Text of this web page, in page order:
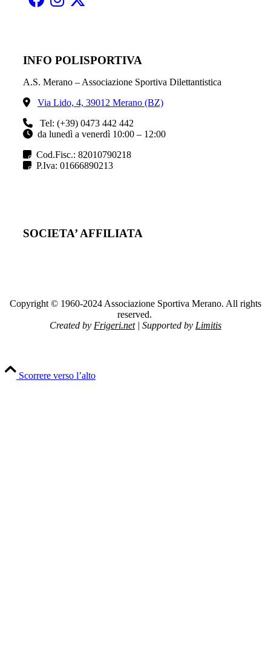
INFO POLISPORTIVA
A.S. Merano – Associazione Sportiva Dilettantistica
Via Lido, 4, 39012 Merano (BZ)
Tel: (+39) 0473 442 442
da lunedì a venerdì 10:00 – 12:00
Cod.Fisc.: 82010790218
P.Iva: 01666890213
SOCIETA’ AFFILIATA
Copyright © 1960-2024 Associazione Sportiva Merano. All rights
reserved.
Created by Frigeri.net| Supported by Limitis
Scorrere verso l’alto